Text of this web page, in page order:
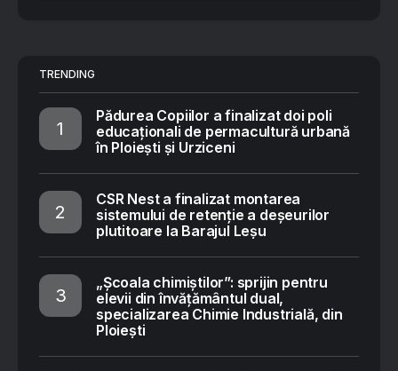
TRENDING
Pădurea Copiilor a finalizat doi poli
educaționali de permacultură urbană
în Ploiești și Urziceni
CSR Nest a finalizat montarea
sistemului de retenție a deșeurilor
plutitoare la Barajul Leșu
„Școala chimiștilor”: sprijin pentru
elevii din învățământul dual,
specializarea Chimie Industrială, din
Ploiești